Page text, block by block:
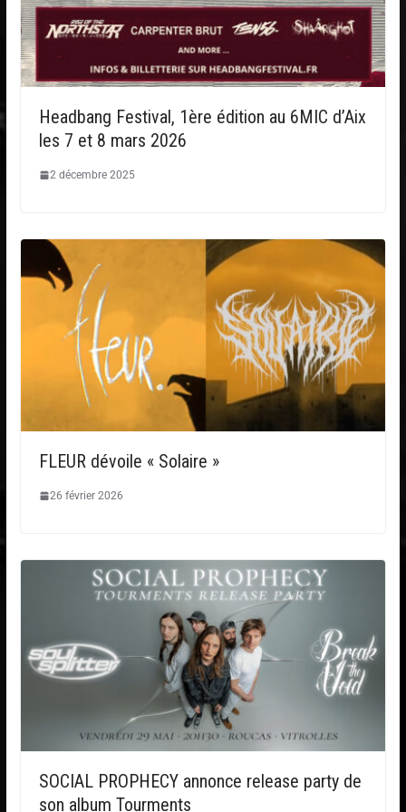
Headbang Festival, 1ère édition au 6MIC d’Aix
les 7 et 8 mars 2026
2 décembre 2025
FLEUR dévoile « Solaire »
26 février 2026
SOCIAL PROPHECY annonce release party de
son album Tourments